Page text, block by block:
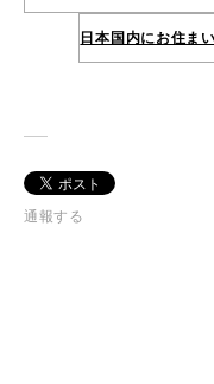
日本国内にお住ま
通報する